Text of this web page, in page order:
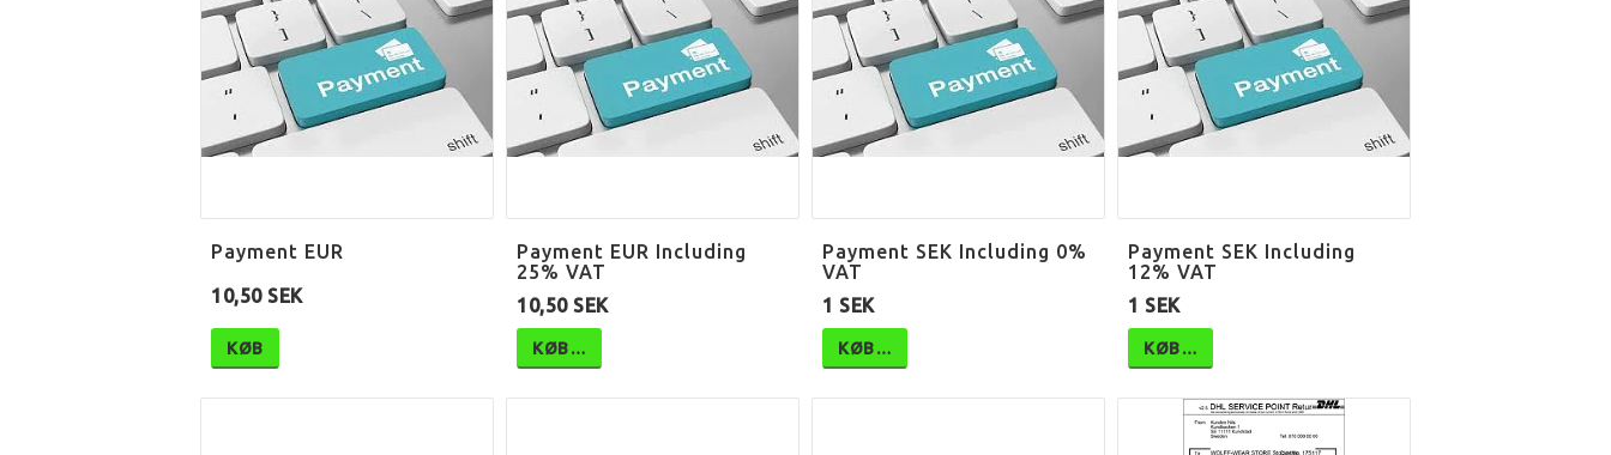
Payment EUR
10,50 SEK
KØB
Payment EUR Including
25% VAT
10,50 SEK
KØB…
Payment SEK Including 0%
VAT
1 SEK
KØB…
Payment SEK Including
12% VAT
1 SEK
KØB…